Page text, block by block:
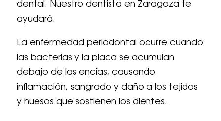
dental. Nuestro dentista en Zaragoza te
ayudará.
La enfermedad periodontal ocurre cuando
las bacterias y la placa se acumulan
debajo de las encías, causando
inflamación, sangrado y daño a los tejidos
y huesos que sostienen los dientes.